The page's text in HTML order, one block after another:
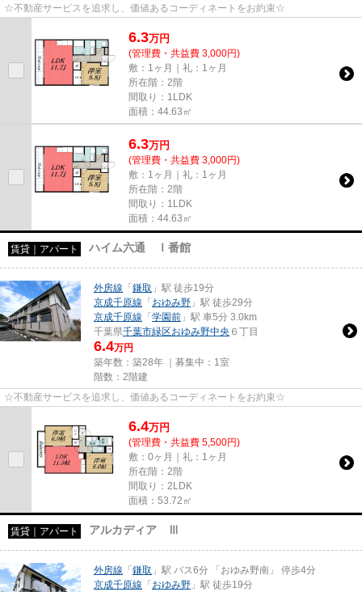
☆不動産サービスを追求し、価値あるコーディネートをお約束☆
6.3万円
(管理費・共益費 3,000円)
敷：1ヶ月｜礼：1ヶ月
所在階：2階
間取り：1LDK
面積：44.63㎡
6.3万円
(管理費・共益費 3,000円)
敷：1ヶ月｜礼：1ヶ月
所在階：2階
間取り：1LDK
面積：44.63㎡
賃貸｜アパート ハイム六通 Ⅰ番館
外房線 「 鎌取 」駅 徒歩19分
京成千原線 「 おゆみ野 」駅 徒歩29分
京成千原線 「 学園前 」駅 車5分 3.0km
千葉県千葉市緑区おゆみ野中央 ６丁目
6.4万円
築年数：築28年 ｜募集中： 1室
階数：2階建
☆不動産サービスを追求し、価値あるコーディネートをお約束☆
6.4万円
(管理費・共益費 5,500円)
敷：0ヶ月｜礼：1ヶ月
所在階：2階
間取り：2LDK
面積：53.72㎡
賃貸｜アパート アルカディア Ⅲ
外房線 「 鎌取 」駅 バス6分 「おゆみ野南」 停歩4分
京成千原線 「 おゆみ野 」駅 徒歩19分